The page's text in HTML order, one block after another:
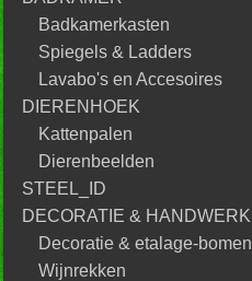
Badkamerkasten
Spiegels & Ladders
Lavabo's en Accesoires
DIERENHOEK
Kattenpalen
Dierenbeelden
STEEL_ID
DECORATIE & HANDWERK
Decoratie & etalage-bomen
Wijnrekken